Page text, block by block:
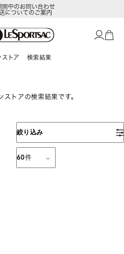
間中のお問い合わせ
についてのご案内
トア 検索結果
トアの検索結果です。
絞り込み
60件